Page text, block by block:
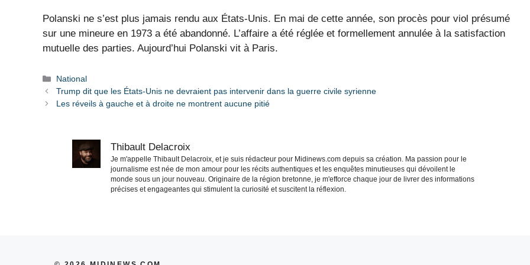
Polanski ne s’est plus jamais rendu aux États-Unis. En mai de cette année, son procès pour viol présumé
sur une mineure en 1973 a été abandonné. L’affaire a été réglée et formellement annulée à la satisfaction
mutuelle des parties. Aujourd’hui Polanski vit à Paris.
Catégories
National
Trump dit que les États-Unis ne devraient pas intervenir dans la guerre civile syrienne
Les réveils à gauche et à droite ne montrent aucune pitié
Thibault Delacroix
Je m'appelle Thibault Delacroix, et je suis rédacteur pour Midinews.com depuis sa création. Ma passion pour le
journalisme est née de mon amour pour les récits authentiques et les enquêtes minutieuses qui dévoilent le
monde sous un jour nouveau. Originaire de la région bretonne, je m'efforce chaque jour de livrer des informations
précises et engageantes qui stimulent la curiosité et suscitent la réflexion.